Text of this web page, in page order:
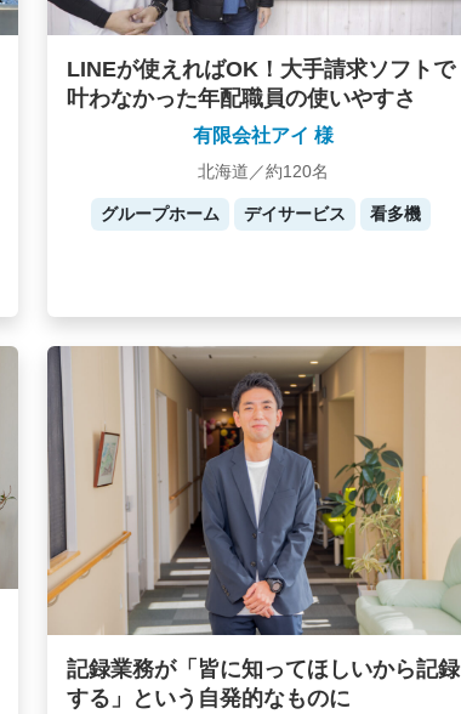
LINEが使えればOK！大手請求ソフトで
叶わなかった年配職員の使いやすさ
有限会社アイ 様
北海道／約120名
グループホーム デイサービス 看多機
記録業務が「皆に知ってほしいから記録
する」という自発的なものに